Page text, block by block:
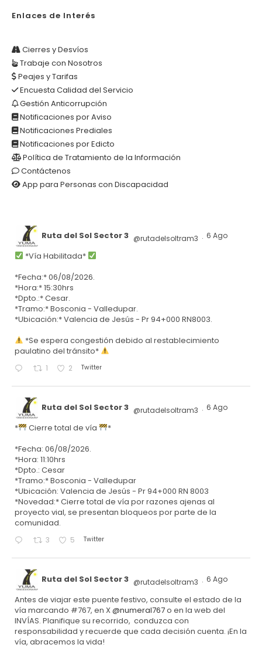
Enlaces de Interés
Cierres y Desvíos
Trabaje con Nosotros
Peajes y Tarifas
Encuesta Calidad del Servicio
Gestión Anticorrupción
Notificaciones por Aviso
Notificaciones Prediales
Notificaciones por Edicto
Política de Tratamiento de la Información
Contáctenos
App para Personas con Discapacidad
Ruta del Sol Sector 3 @rutadelsoltram3 · 6 Ago
*Vía Habilitada*
*Fecha:* 06/08/2026.
*Hora:* 15:30hrs
*Dpto.:* Cesar.
*Tramo:* Bosconia - Valledupar.
*Ubicación:* Valencia de Jesús - Pr 94+000 RN8003.
*Se espera congestión debido al restablecimiento
paulatino del tránsito*
1 2 Twitter
Ruta del Sol Sector 3 @rutadelsoltram3 · 6 Ago
* Cierre total de vía
*
*Fecha: 06/08/2026.
*Hora: 11:10hrs
*Dpto.: Cesar
*Tramo:* Bosconia - Valledupar
*Ubicación: Valencia de Jesús - Pr 94+000 RN 8003
*Novedad:* Cierre total de vía por razones ajenas al
proyecto vial, se presentan bloqueos por parte de la
comunidad.
3 5 Twitter
Ruta del Sol Sector 3 @rutadelsoltram3 · 6 Ago
Antes de viajar este puente festivo, consulte el estado de la
vía marcando #767, en X@numeral767o en la web del
INVÍAS. Planifique su recorrido, conduzca con
responsabilidad y recuerde que cada decisión cuenta. ¡En la
vía, abracemos la vida!